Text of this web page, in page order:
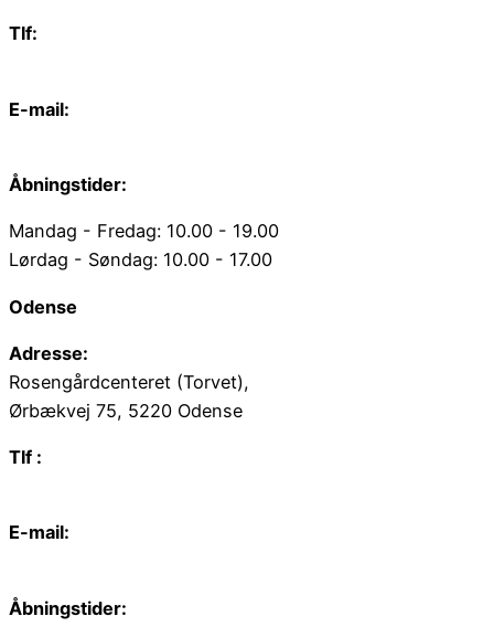
Tlf:
E-mail:
Åbningstider:
Mandag - Fredag: 10.00 - 19.00
Lørdag - Søndag: 10.00 - 17.00
Odense
Adresse:
Rosengårdcenteret (Torvet),
Ørbækvej 75, 5220 Odense
Tlf :
E-mail:
Åbningstider: